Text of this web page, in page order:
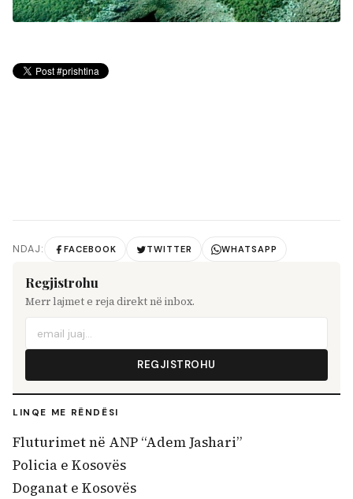
NDAJ: FACEBOOK TWITTER WHATSAPP
Regjistrohu
Merr lajmet e reja direkt në inbox.
REGJISTROHU
LINQE ME RËNDËSI
Fluturimet në ANP “Adem Jashari”
Policia e Kosovës
Doganat e Kosovës